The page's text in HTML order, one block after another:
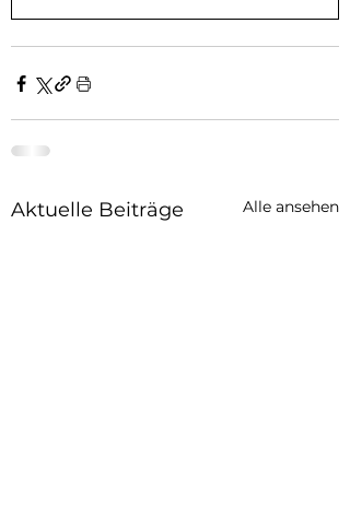
Aktuelle Beiträge Alle ansehen